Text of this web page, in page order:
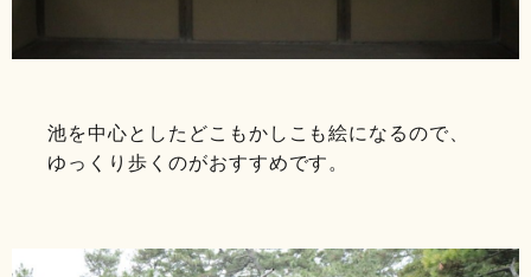
池を中心としたどこもかしこも絵になるので、
ゆっくり歩くのがおすすめです。